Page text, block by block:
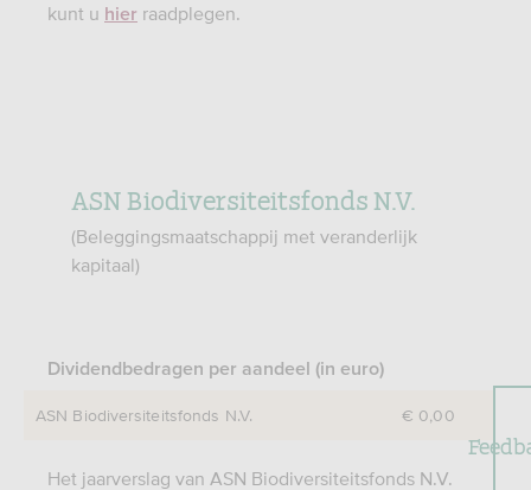
kunt u hier raadplegen.
ASN Biodiversiteitsfonds N.V.
(Beleggingsmaatschappij met veranderlijk
kapitaal)
Dividendbedragen per aandeel (in euro)
ASN Biodiversiteitsfonds N.V. € 0,00
Het jaarverslag van ASN Biodiversiteitsfonds N.V.